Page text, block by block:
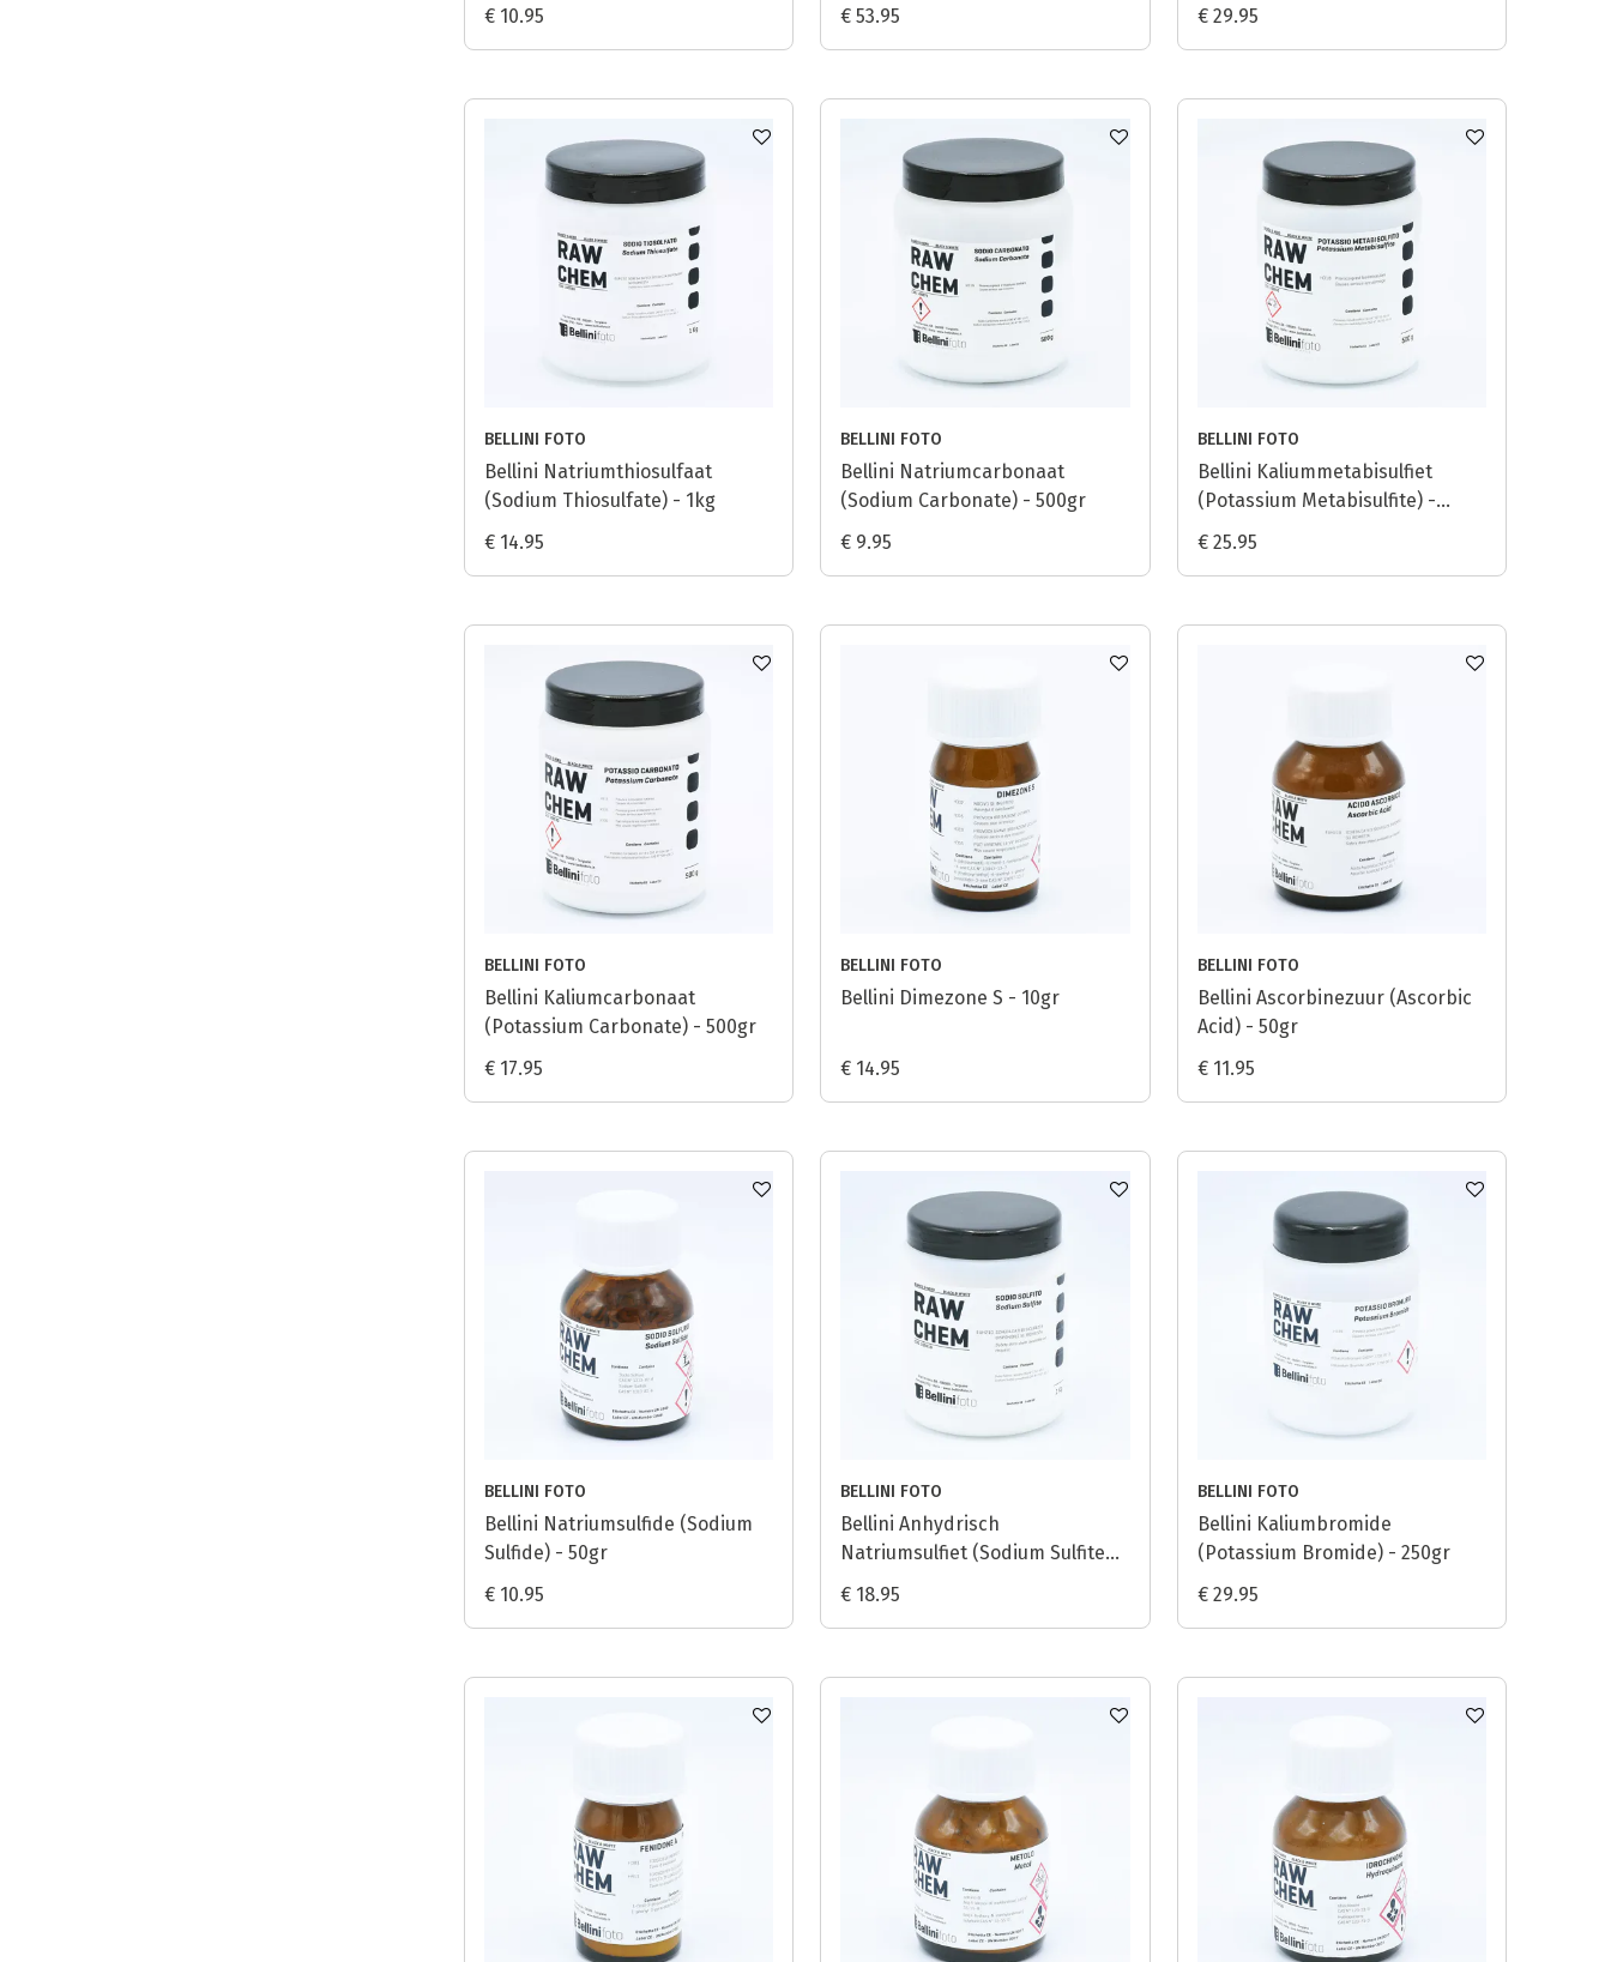
€ 10.95
€ 53.95
€ 29.95
BELLINI FOTO
Bellini Natriumthiosulfaat
(Sodium Thiosulfate) - 1kg
€ 14.95
BELLINI FOTO
Bellini Natriumcarbonaat
(Sodium Carbonate) - 500gr
€ 9.95
BELLINI FOTO
Bellini Kaliummetabisulfiet
(Potassium Metabisulfite) -
500gr
€ 25.95
BELLINI FOTO
Bellini Kaliumcarbonaat
(Potassium Carbonate) - 500gr
€ 17.95
BELLINI FOTO
Bellini Dimezone S - 10gr
€ 14.95
BELLINI FOTO
Bellini Ascorbinezuur (Ascorbic
Acid) - 50gr
€ 11.95
BELLINI FOTO
Bellini Natriumsulfide (Sodium
Sulfide) - 50gr
€ 10.95
BELLINI FOTO
Bellini Anhydrisch
Natriumsulfiet (Sodium Sulfite
Anhydrous) - 1kg
€ 18.95
BELLINI FOTO
Bellini Kaliumbromide
(Potassium Bromide) - 250gr
€ 29.95